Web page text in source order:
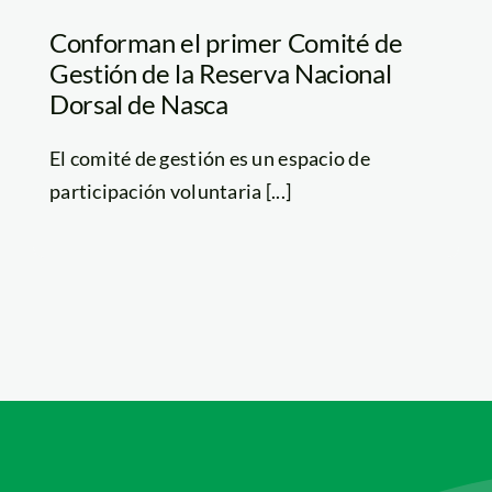
Conforman el primer Comité de
Gestión de la Reserva Nacional
Dorsal de Nasca
El comité de gestión es un espacio de
participación voluntaria [...]